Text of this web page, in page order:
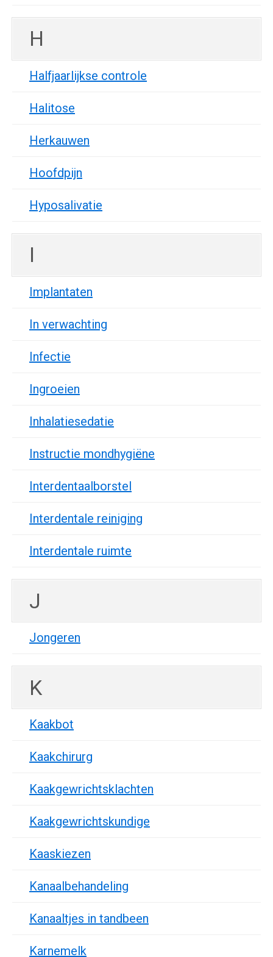
H
Halfjaarlijkse controle
Halitose
Herkauwen
Hoofdpijn
Hyposalivatie
I
Implantaten
In verwachting
Infectie
Ingroeien
Inhalatiesedatie
Instructie mondhygiëne
Interdentaalborstel
Interdentale reiniging
Interdentale ruimte
J
Jongeren
K
Kaakbot
Kaakchirurg
Kaakgewrichtsklachten
Kaakgewrichtskundige
Kaaskiezen
Kanaalbehandeling
Kanaaltjes in tandbeen
Karnemelk